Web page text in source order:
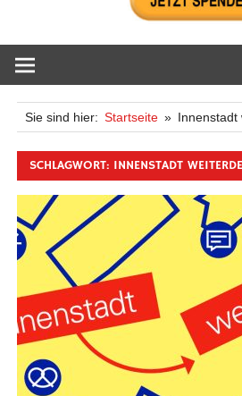
Sie sind hier: Startseite Innenstadt
SCHLAGWORT: INNENSTADT